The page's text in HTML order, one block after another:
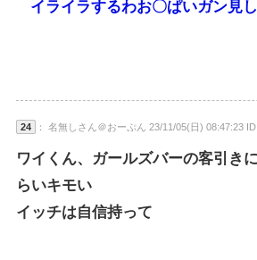
イライラするわお〇ぱいガン見
24 ： 名無しさん＠おーぷん 23/11/05(日) 08:47:23
ワイくん、ガールズバーの客引き
らいキモい
イッチは自信持って